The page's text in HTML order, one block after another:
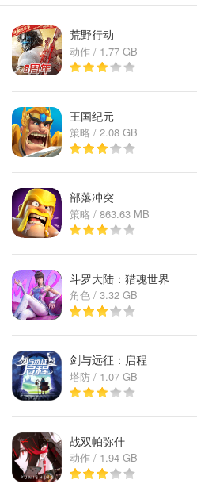
荒野行动
动作 / 1.77 GB
王国纪元
策略 / 2.08 GB
部落冲突
策略 / 863.63 MB
斗罗大陆：猎魂世界
角色 / 3.32 GB
剑与远征：启程
塔防 / 1.07 GB
战双帕弥什
动作 / 1.94 GB